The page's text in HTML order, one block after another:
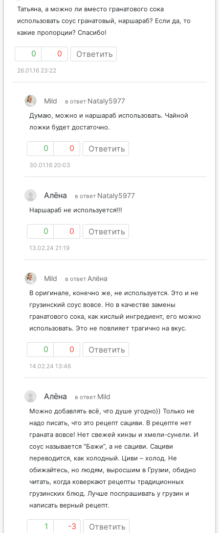
Татьяна, а можно ли вместо гранатового сока
использовать соус гранатовый, наршараб? Если да, то
какие пропорции? Спасибо!
0 0 Ответить
26.01.16 23:22
Mild в ответ Nataly5977
Думаю, можно и наршараб использовать. Чайной
ложки будет достаточно.
0 0 Ответить
30.01.16 20:03
Алёна в ответ Nataly5977
Наршараб не используется!!!
0 0 Ответить
13.02.24 21:19
Mild в ответ Алёна
В оригинале, конечно же, не используется. Это и не
грузинский соус вовсе. Но в качестве замены
гранатового сока, как кислый ингредиент, его можно
использовать. Это не повлияет трагично на вкус.
0 0 Ответить
14.02.24 13:46
Алёна в ответ Mild
Можно добавлять всё, что душе угодно)) Только не
надо писать, что это рецепт сациви. В рецепте нет
граната вовсе! Нет свежей кинзы и хмели-сунели. И
соус называется “Бажи”, а не сациви. Сациви
переводится, как холодный. Циви – холод. Не
обижайтесь, но людям, выросшим в Грузии, обидно
читать, когда коверкают рецепты традиционных
грузинских блюд. Лучше поспрашивать у грузин и
написать верный рецепт.
1 -3 Ответить